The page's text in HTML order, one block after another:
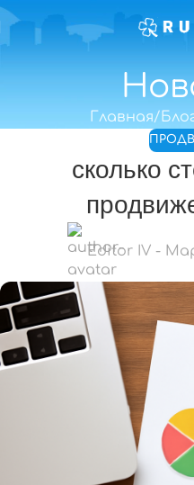
Главная
сколько
Editor IV -